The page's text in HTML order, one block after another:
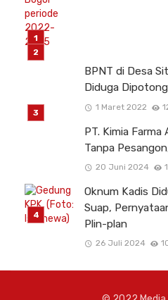
BPNT di Desa
Diduga
1 Maret 2022
PT. Kimia
Tanpa
20 Juni 2024
Oknum Kadis
Suap,
Plin-plan
26 Juli 2024